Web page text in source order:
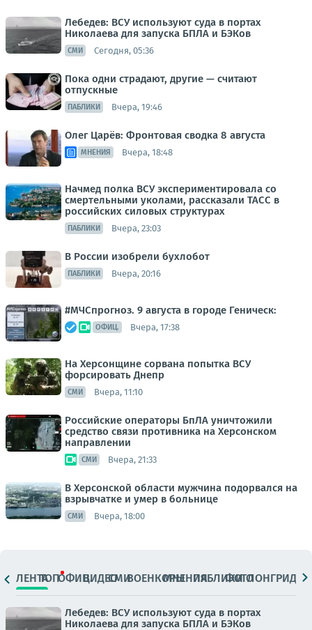
Лебедев: ВСУ используют суда в портах
Николаева для запуска БПЛА и БЭКов
СМИ Сегодня, 05:36
Пока одни страдают, другие — считают
отпускные
ПАБЛИКИ Вчера, 19:46
Олег Царёв: Фронтовая сводка 8 августа
МНЕНИЯ Вчера, 18:48
Начмед полка ВСУ экспериментировала со
смертельными уколами, рассказали ТАСС в
российских силовых структурах
ПАБЛИКИ Вчера, 23:03
В России изобрели бухлобот
ПАБЛИКИ Вчера, 20:16
#МЧСпрогноз. 9 августа в городе Геническ:
ОФИЦ. Вчера, 17:38
На Херсонщине сорвана попытка ВСУ
форсировать Днепр
СМИ Вчера, 11:10
Российские операторы БпЛА уничтожили
средство связи противника на Херсонском
направлении
СМИ Вчера, 21:33
В Херсонской области мужчина подорвался на
взрывчатке и умер в больнице
СМИ Вчера, 18:00
ЛЕНТАТОПОФИЦ.ВИДЕОСМИВОЕНКОРЫМНЕНИЯПАБЛИКИ
ФОТОЛОНГРИДЫ
Лебедев: ВСУ используют суда в портах
Николаева для запуска БПЛА и БЭКов